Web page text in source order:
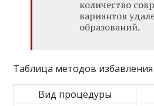
количество
вариантов
образований.
Таблица методов
Вид процедуры